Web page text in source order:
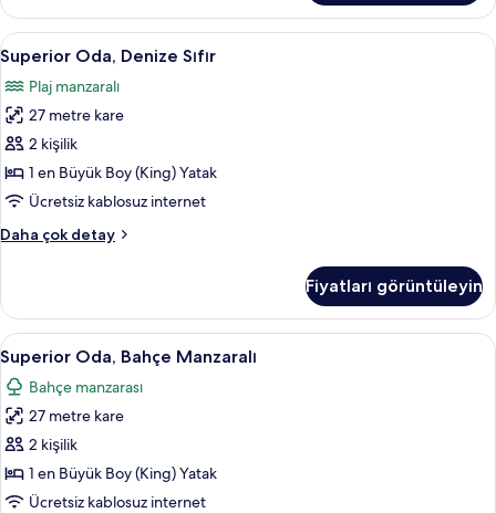
hakkında
daha
fazla
detay
Superior
Oda,
Denize
Sıfır
için
tüm
fotoğrafları
Minibar, odada kasa, masa, dizüstü
9
Superior Oda, Denize Sıfır
Plaj manzaralı
27 metre kare
2 kişilik
1 en Büyük Boy (King) Yatak
Ücretsiz kablosuz internet
Daha çok detay
Superior
hakkında
daha
fazla
detay
Fiyatları görüntüleyin
Superior
Oda,
Bahçe
Manzaralı
için
tüm
fotoğrafları
Superior Oda, Bahçe Manzaralı |
6
Superior Oda, Bahçe Manzaralı
Bahçe manzarası
27 metre kare
2 kişilik
1 en Büyük Boy (King) Yatak
Ücretsiz kablosuz internet